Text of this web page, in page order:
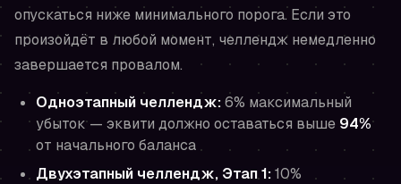
опускаться ниже минимального порога. Если это
произойдёт в любой момент, челлендж немедленно
завершается провалом.
Одноэтапный челлендж:6% максимальный
убыток — эквити должно оставаться выше 94%
от начального баланса
Двухэтапный челлендж, Этап 1:10%